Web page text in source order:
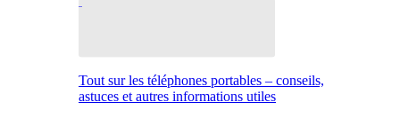
Tout sur les téléphones portables – conseils,
astuces et autres informations utiles